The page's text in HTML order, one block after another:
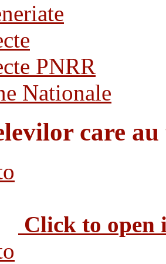
PNRR
Nationale
care
Click to open